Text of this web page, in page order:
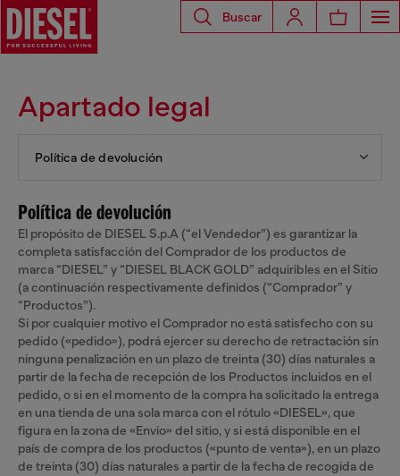
Buscar
Apartado legal
Política de devolución
Política de devolución
El propósito de DIESEL S.p.A (“el Vendedor”) es garantizar la
completa satisfacción del Comprador de los productos de
marca “DIESEL” y “DIESEL BLACK GOLD” adquiribles en el Sitio
(a continuación respectivamente definidos (“Comprador” y
“Productos”).
Si por cualquier motivo el Comprador no está satisfecho con su
pedido («pedido»), podrá ejercer su derecho de retractación sin
ninguna penalización en un plazo de treinta (30) días naturales a
partir de la fecha de recepción de los Productos incluidos en el
pedido, o si en el momento de la compra ha solicitado la entrega
en una tienda de una sola marca con el rótulo «DIESEL», que
figura en la zona de «Envío» del sitio, y si está disponible en el
país de compra de los productos («punto de venta»), en un plazo
de treinta (30) días naturales a partir de la fecha de recogida de